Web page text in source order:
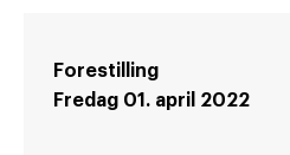
Forestilling
Fredag 01. april 2022